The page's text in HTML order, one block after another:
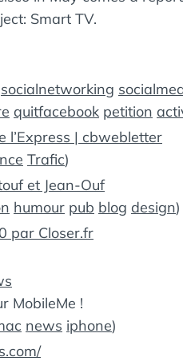
Smart TV.
socialnetworking
quitfacebook petition
l’Express | cbwebletter
Trafic)
et Jean-Ouf
humour pub blog design)
par Closer.fr
MobileMe !
news iphone)